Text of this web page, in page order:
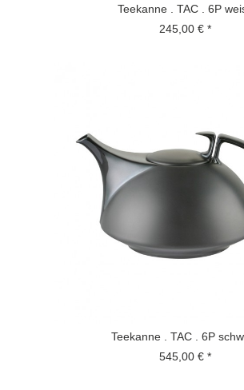
Teekanne . TAC . 6P
245,00 € *
Teekanne . TAC . 6P
545,00 € *